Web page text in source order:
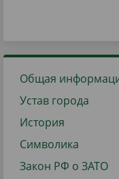
Общая
Устав города
История
Символика
Закон РФ о ЗАТО